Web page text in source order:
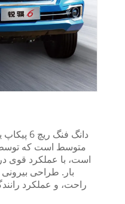
دانگ
متوسط ​​است که توسط
است، با عملکرد قوی
بار. طراحی
راحت، و عملکرد